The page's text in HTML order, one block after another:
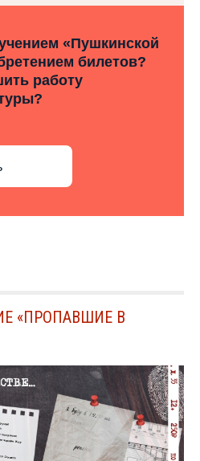
«Пушкинской
билетов?
работу
«ПРОПАВШИЕ В